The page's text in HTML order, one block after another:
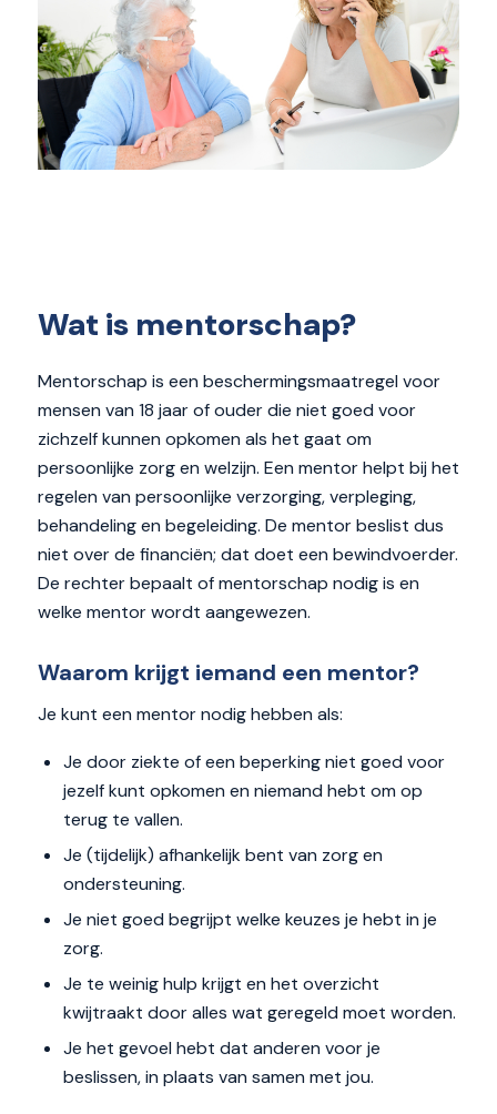
Wat is mentorschap?
Mentorschap is een beschermingsmaatregel voor
mensen van 18 jaar of ouder die niet goed voor
zichzelf kunnen opkomen als het gaat om
persoonlijke zorg en welzijn. Een mentor helpt bij het
regelen van persoonlijke verzorging, verpleging,
behandeling en begeleiding. De mentor beslist dus
niet over de financiën; dat doet een bewindvoerder.
De rechter bepaalt of mentorschap nodig is en
welke mentor wordt aangewezen.
Waarom krijgt iemand een mentor?
Je kunt een mentor nodig hebben als:
Je door ziekte of een beperking niet goed voor
jezelf kunt opkomen en niemand hebt om op
terug te vallen.
Je (tijdelijk) afhankelijk bent van zorg en
ondersteuning.
Je niet goed begrijpt welke keuzes je hebt in je
zorg.
Je te weinig hulp krijgt en het overzicht
kwijtraakt door alles wat geregeld moet worden.
Je het gevoel hebt dat anderen voor je
beslissen, in plaats van samen met jou.